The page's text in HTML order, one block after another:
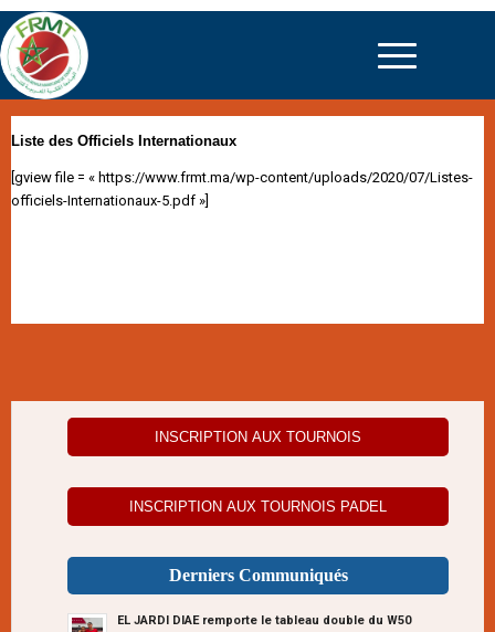
Liste des Officiels Internationaux
[gview file = « https://www.frmt.ma/wp-content/uploads/2020/07/Listes-
officiels-Internationaux-5.pdf »]
INSCRIPTION AUX TOURNOIS
INSCRIPTION AUX TOURNOIS PADEL
Derniers Communiqués
EL JARDI DIAE remporte le tableau double du W50